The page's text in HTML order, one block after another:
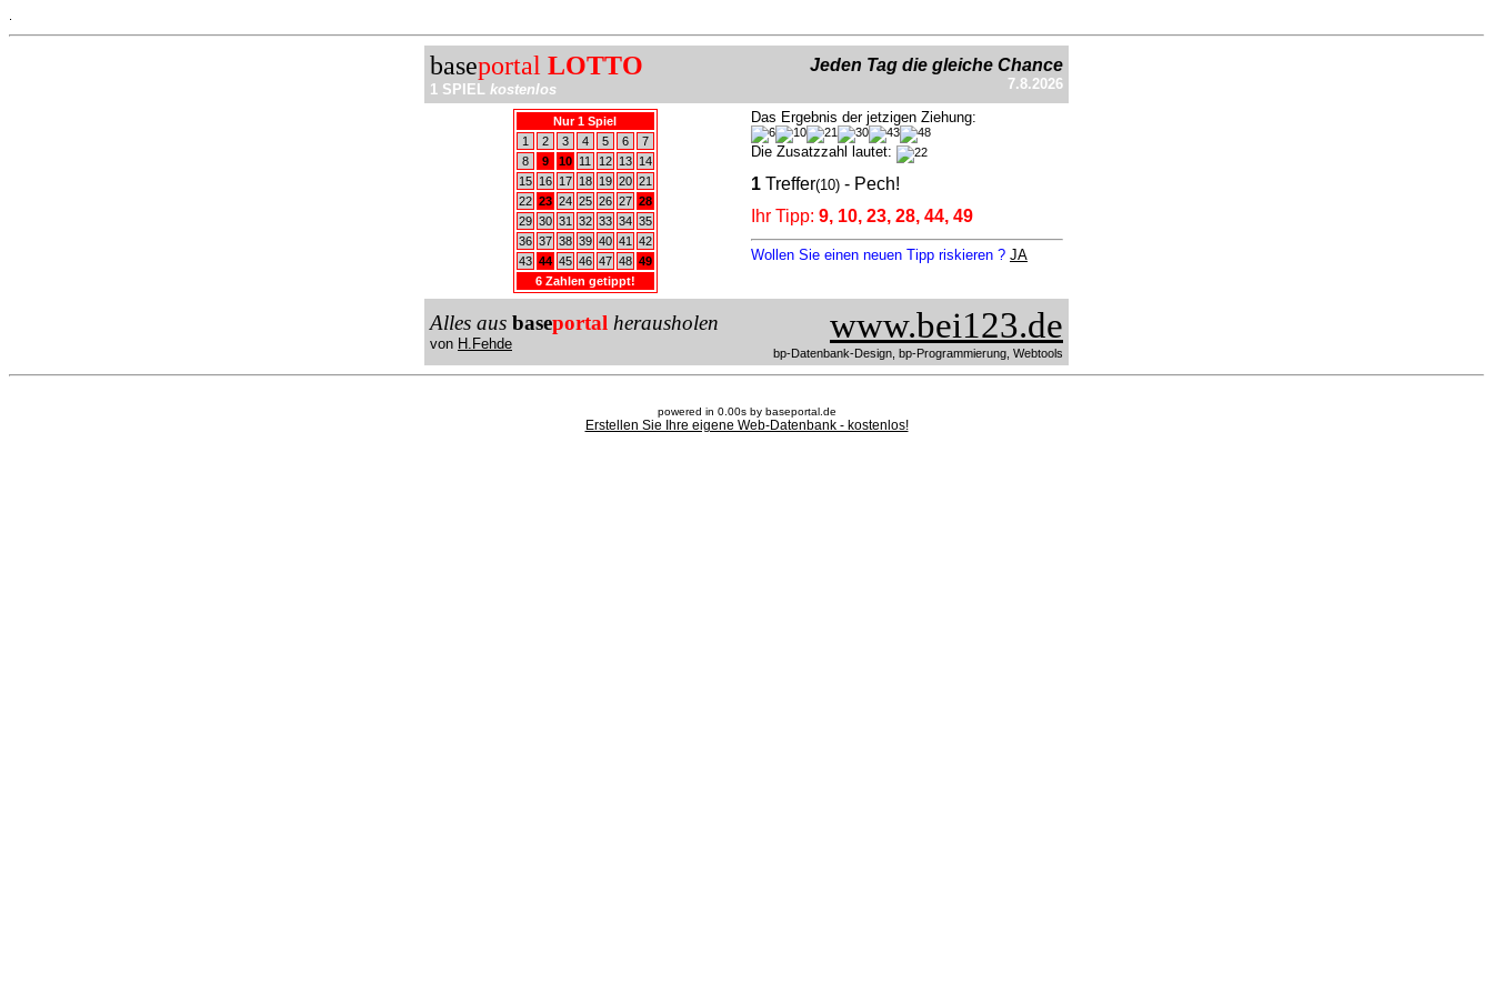
baseportal LOTTO
1 SPIEL kostenlos
Jeden Tag die gleiche Chance
7.8.2026
Nur 1 Spiel
1
2 3 4 5 6
7
8
9 10 11 12 13
14
15
16 17 18 19 20 21
22 23 24 25 26 27 28
29 30 31 32 33 34 35
36 37 38 39 40 41
42
43 44 45 46 47 48 49
6 Zahlen getippt!
Das Ergebnis der jetzigen Ziehung:
Die Zusatzzahl lautet:
1 Treffer(10) - Pech!
Ihr Tipp: 9, 10, 23, 28, 44, 49
Wollen Sie einen neuen Tipp riskieren ? JA
Alles aus baseportal herausholen
von H.Fehde www.bei123.de
bp-Datenbank-Design, bp-Programmierung, Webtools
powered in 0.00s by baseportal.de
Erstellen Sie Ihre eigene Web-Datenbank - kostenlos!